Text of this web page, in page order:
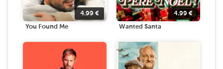
4.99 €
You Found Me
4.99€
Wanted Santa